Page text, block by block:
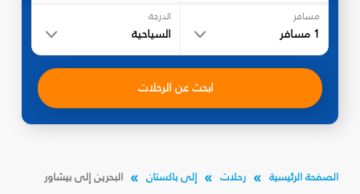
مسافر
1 مسافر
الدرجة
السياحية
ابحث عن الرحلات
الصفحة الرئيسية رحلات إلى باكستان البحرين إلى بيشاور